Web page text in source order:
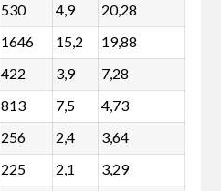
530 4,9 20,28
1646 15,2 19,88
422 3,9 7,28
813 7,5 4,73
256 2,4 3,64
225 2,1 3,29